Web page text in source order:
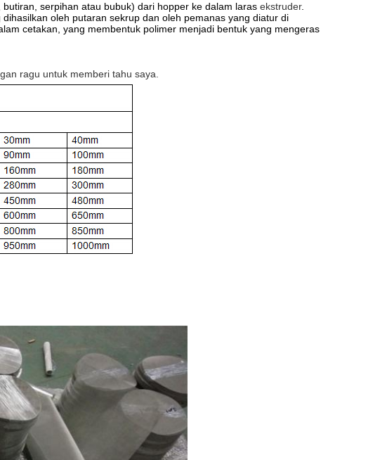
serpihan atau bubuk) dari hopper ke dalam laras ekstruder.
oleh putaran sekrup dan oleh pemanas yang diatur di
cetakan, yang membentuk polimer menjadi bentuk yang mengeras
ragu untuk memberi tahu saya.